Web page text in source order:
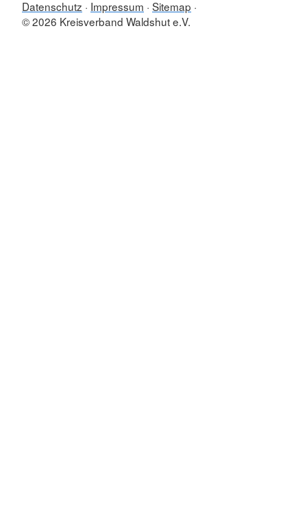
Datenschutz Impressum Sitemap
© 2026 Kreisverband Waldshut e.V.